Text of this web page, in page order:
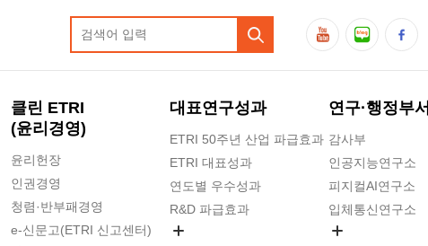
클린 ETRI
(윤리경영)
윤리헌장
인권경영
청렴·반부패경영
e-신문고(ETRI 신고센터)
대표연구성과
ETRI 50주년 산업 파급효과
ETRI 대표성과
연도별 우수성과
R&D 파급효과
연구·행정부서
감사부
인공지능연구소
피지컬AI연구소
입체통신연구소